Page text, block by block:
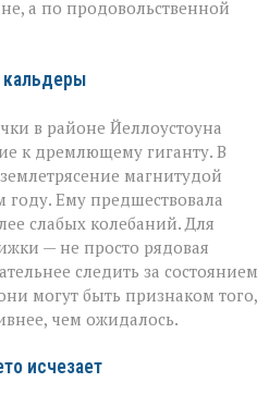
а по продовольственной
кальдеры
в районе Йеллоустоуна
к дремлющему гиганту. В
магнитудой
Ему предшествовала
слабых колебаний. Для
— не просто рядовая
следить за состоянием
могут быть признаком того,
чем ожидалось.
исчезает